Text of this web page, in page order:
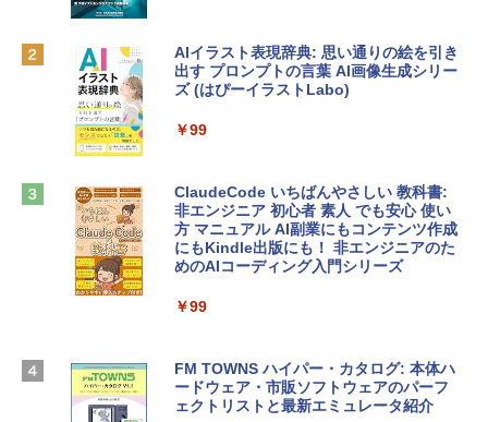
￥137,800
tomtoc 360°保護 15.6 16インチ パソコ
￥2,952
Apple 2026 MacBook Air M5チップ搭載
igence、13.6インチLiquid Retinaディ
ームカメラ、日本語キーボード、Touch I
D - スカイブルー
Robloxギフトカード - 800 Robux 【限
定バーチャルアイテムを含む】 【オンラ
インゲームコード】 ロブロックス | オン
Microsoft Office Home & Business 202
4(最新 永続版)|オンラインコード版|Wind
ows11、10/mac対応|PC2台
定バーチャルアイテムを含む】 【オンラ
インゲームコード】 ロブロックス | オン
ラインコード版
AIイラスト表現辞典: 思い通りの絵を引き
出す プロンプトの言葉 AI画像生成シリー
ズ (はぴーイラストLabo)
￥99
ClaudeCode いちばんやさしい 教科書:
非エンジニア 初心者 素人 でも安心 使い
方 マニュアル AI副業にもコンテンツ作成
にもKindle出版にも！ 非エンジニアのた
めのAIコーディング入門シリーズ
￥99
FM TOWNS ハイパー・カタログ: 本体ハ
ードウェア・市販ソフトウェアのパーフ
ェクトリストと最新エミュレータ紹介